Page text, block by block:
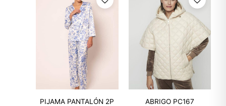
PIJAMA PANTALÓN 2P
ABRIGO PC167